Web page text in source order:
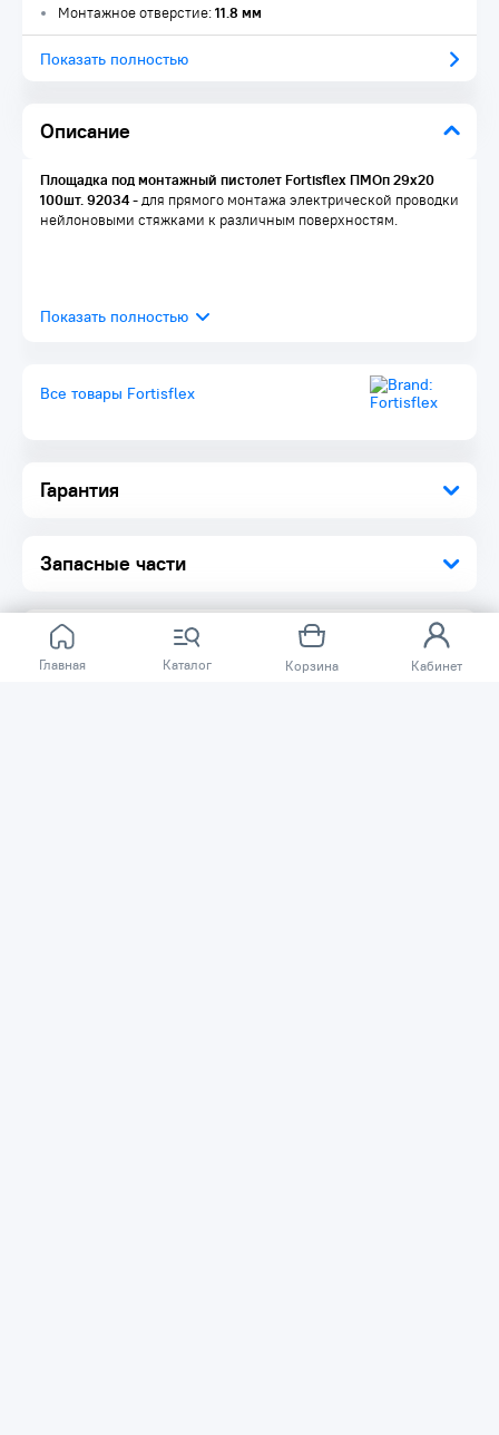
Главная Каталог Корзина Кабинет
Описание
Гарантия
Запасные части
Монтажное отверстие:11.8 мм
Показать полностью
Площадка под монтажный пистолет Fortisflex ПМОп 29х20
100шт. 92034- для прямого монтажа электрической проводки
нейлоновыми стяжками к различным поверхностям.
Все товары Fortisflex